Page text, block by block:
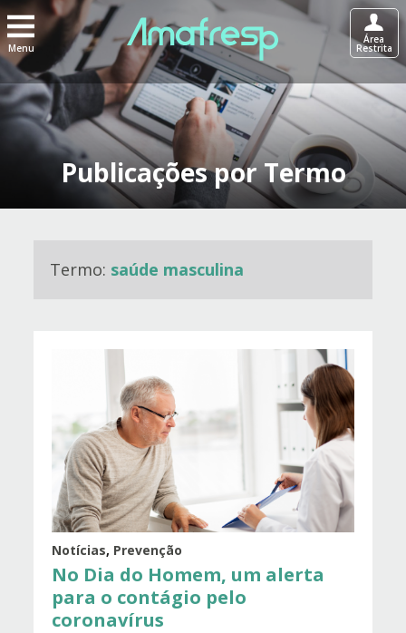
Menu
Área
Restrita
Publicações por Termo
Termo: saúde masculina
Notícias, Prevenção
No Dia do Homem, um alerta
para o contágio pelo
coronavírus